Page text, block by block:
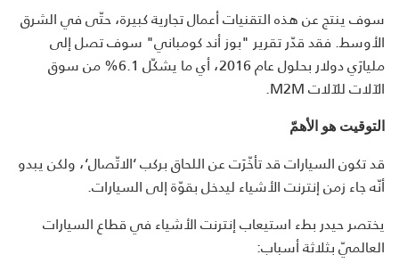
سوف ينتج عن هذه التقنيات أعمال تجارية كبيرة، حتّى في الشرق
الأوسط. فقد قدّر تقرير "بوز أند كومباني" سوف تصل إلى
مليارَي دولار بحلول عام 2016، أي ما يشكّل 6.1% من سوق
الآلات للآلات M2M.
التوقيت هو الأهمّ
قد تكون السيارات قد تأخّرَت عن اللحاق بركب ‘الاتّصال‘، ولكن يبدو
أنّه جاء زمن إنترنت الأشياء ليدخل بقوّة إلى السيارات.
يختصر حيدر بطء استيعاب إنترنت الأشياء في قطاع السيارات
العالميّ بثلاثة أسباب: